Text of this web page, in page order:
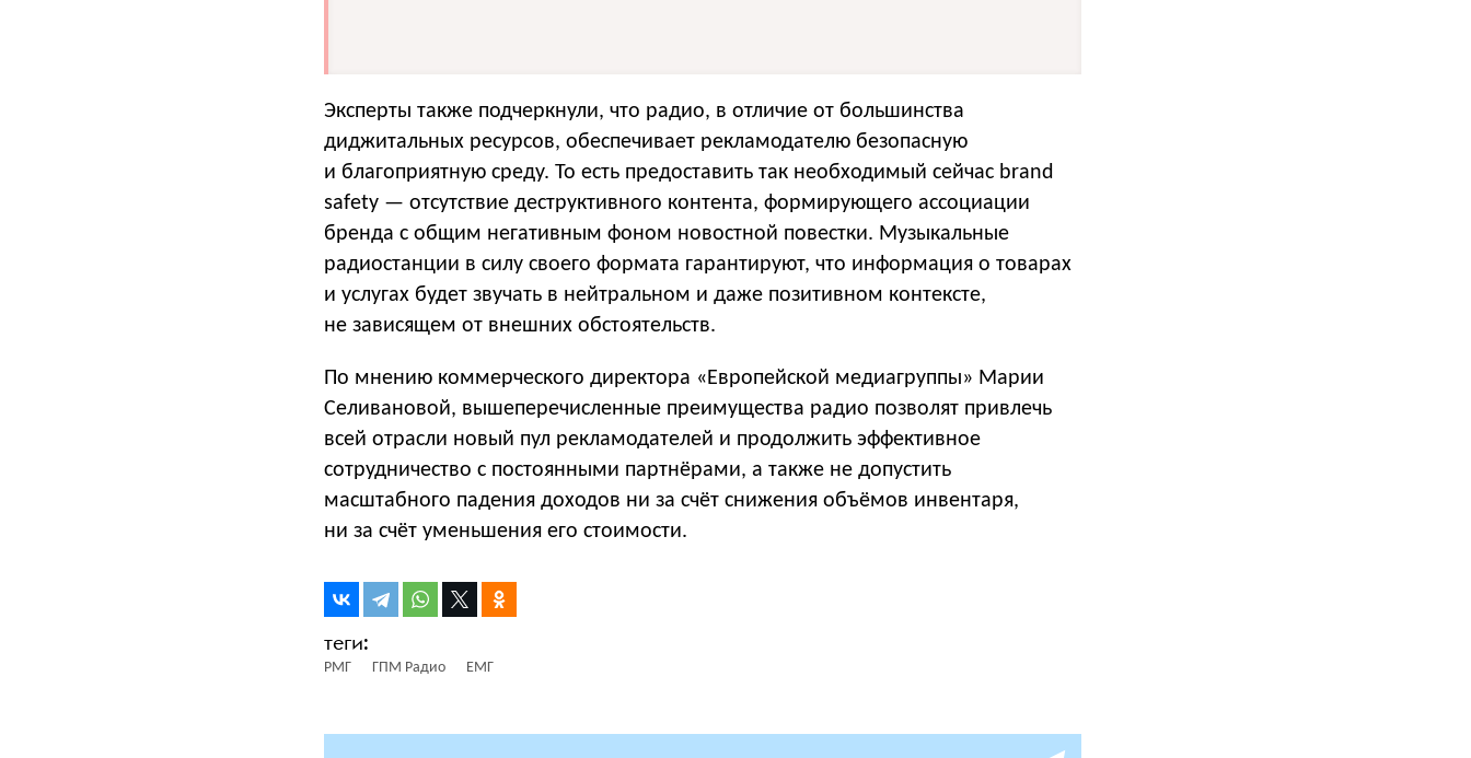
Эксперты также подчеркнули, что радио, в отличие от большинства
диджитальных ресурсов, обеспечивает рекламодателю безопасную
и благоприятную среду. То есть предоставить так необходимый сейчас brand
safety — отсутствие деструктивного контента, формирующего ассоциации
бренда с общим негативным фоном новостной повестки. Музыкальные
радиостанции в силу своего формата гарантируют, что информация о товарах
и услугах будет звучать в нейтральном и даже позитивном контексте,
не зависящем от внешних обстоятельств.
По мнению коммерческого директора «Европейской медиагруппы» Марии
Селивановой, вышеперечисленные преимущества радио позволят привлечь
всей отрасли новый пул рекламодателей и продолжить эффективное
сотрудничество с постоянными партнёрами, а также не допустить
масштабного падения доходов ни за счёт снижения объёмов инвентаря,
ни за счёт уменьшения его стоимости.
РМГ ГПМ Радио ЕМГ